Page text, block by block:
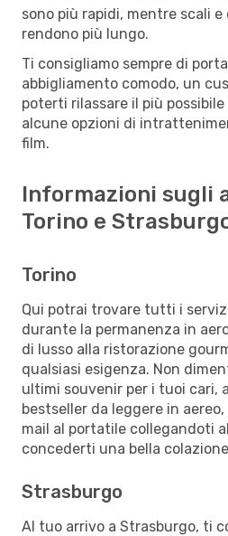
sono più rapidi, mentre scali
rendono più lungo.
Ti consigliamo sempre di
abbigliamento comodo, un
poterti rilassare il più
alcune opzioni di
film.
Informazioni sugli
Torino e
Torino
Qui potrai trovare tutti i
durante la permanenza in
di lusso alla ristorazione
qualsiasi esigenza. Non
ultimi souvenir per i tuoi cari,
bestseller da leggere in
mail al portatile collegandoti
concederti una bella
Strasburgo
Al tuo arrivo a Strasburgo, ti